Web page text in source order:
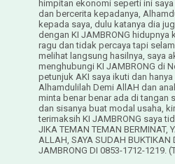
himpitan ekonomi seperti ini
dan bercerita kepadanya,
kepada saya, dulu katanya dia
dengan KI JAMBRONG
ragu dan tidak percaya tapi
melihat langsung hasilnya, saya
menghubungi KI JAMBRONG di
petunjuk AKI saya ikuti dan
Alhamdulilah Demi AllAH dan
minta benar benar ada di tangan
dan sisanya buat modal usaha,
terimaksih KI JAMBRONG saya
JIKA TEMAN TEMAN BERMINAT,
ALLAH, SAYA SUDAH
JAMBRONG DI 0853-1712-1219.